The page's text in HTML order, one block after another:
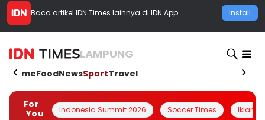
Baca artikel IDN Times lainnya di IDN App Install
LAMPUNG
HomeFoodNewsSportTravel
For
You
Indonesia Summit 2026 Soccer Times Iklanin